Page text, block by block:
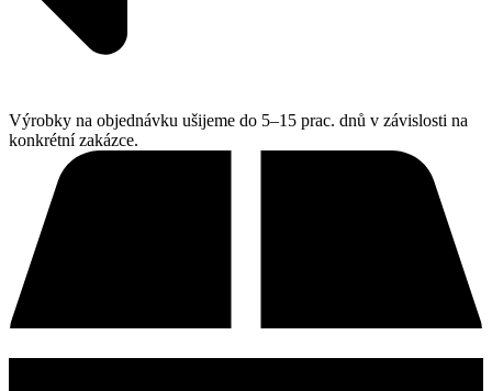
Výrobky na objednávku ušijeme do 5–15 prac. dnů v závislosti na
konkrétní zakázce.